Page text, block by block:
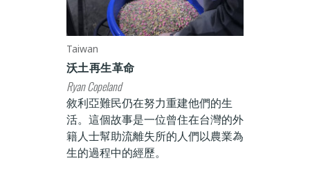
Taiwan
沃土再生革命
Ryan Copeland
敘利亞難民仍在努力重建他們的生
活。這個故事是一位曾住在台灣的外
籍人士幫助流離失所的人們以農業為
生的過程中的經歷。